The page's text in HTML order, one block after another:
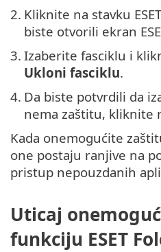
2. Kliknite na stavku
biste otvorili ekran
3. Izaberite fasciklu i
Ukloni fasciklu.
4. Da biste potvrdili da
nema zaštitu, kliknite
Kada onemogućite
one postaju ranjive na
pristup nepouzdanih
Uticaj
funkciju ESET